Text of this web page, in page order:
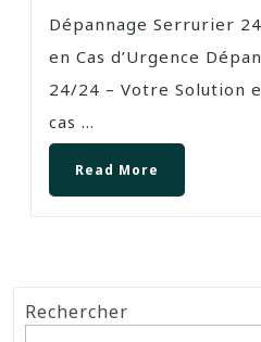
Dépannage Serrurier
en Cas d’Urgence
24/24 – Votre Solution
cas ...
Read More
Rechercher